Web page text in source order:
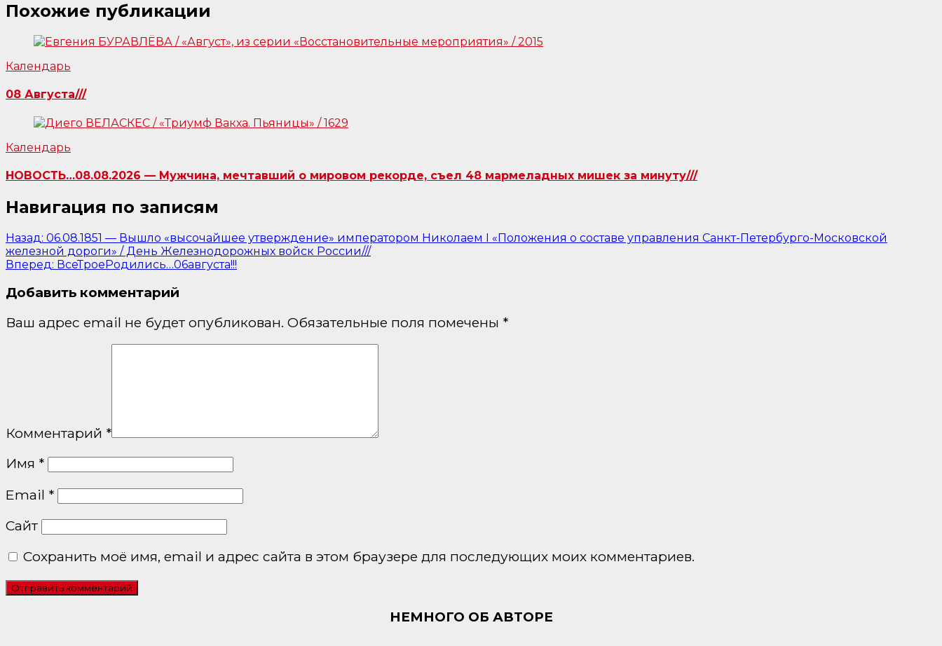
Похожие публикации
Календарь
08 Августа///
Календарь
НОВОСТЬ…08.08.2026 — Мужчина, мечтавший о мировом рекорде, съел 48 мармеладных мишек за минуту///
Навигация по записям
Назад: 06.08.1851 — Вышло «высочайшее утверждение» императором Николаем I «Положения о составе управления Санкт-Петербурго-Московской
железной дороги» / День Железнодорожных войск России///
Вперед: ВсеТроеРодились…06августа!!!
Добавить комментарий
Ваш адрес email не будет опубликован. Обязательные поля помечены *
Комментарий *
Имя *
Email *
Сайт
Сохранить моё имя, email и адрес сайта в этом браузере для последующих моих комментариев.
НЕМНОГО ОБ АВТОРЕ